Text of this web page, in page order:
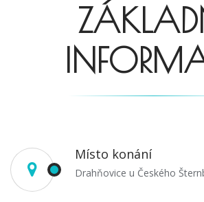
Místo konání
Drahňovice u Českého